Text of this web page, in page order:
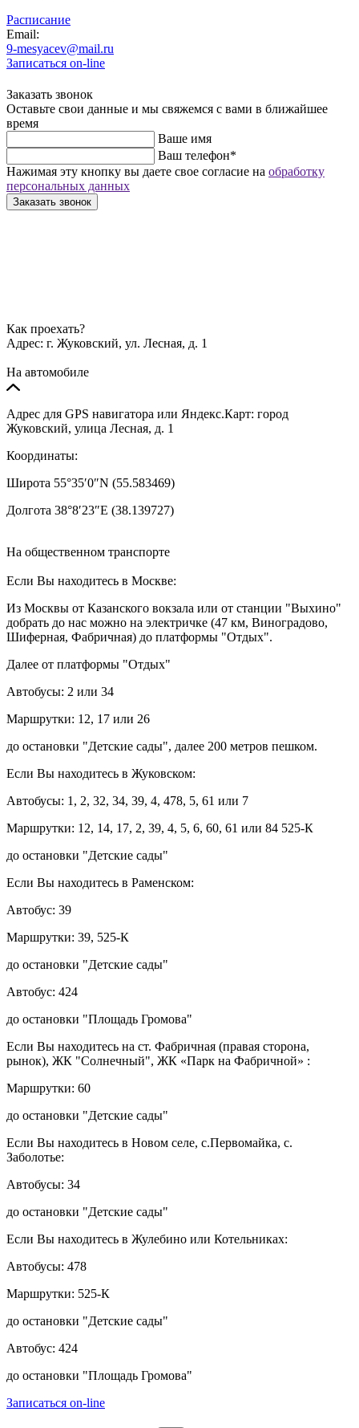
Расписание
Email:
9-mesyacev@mail.ru
Записаться on-line
Заказать звонок
Оставьте свои данные и мы свяжемся с вами в ближайшее
время
Ваше имя
Ваш телефон*
Нажимая эту кнопку вы даете свое согласие на обработку
персональных данных
Заказать звонок
Как проехать?
Адрес: г. Жуковский, ул. Лесная, д. 1
На автомобиле
Адрес для GPS навигатора или Яндекс.Карт: город
Жуковский, улица Лесная, д. 1
Координаты:
Широта 55°35′0″N (55.583469)
Долгота 38°8′23″E (38.139727)
На общественном транспорте
Если Вы находитесь в Москве:
Из Москвы от Казанского вокзала или от станции "Выхино"
добрать до нас можно на электричке (47 км, Виноградово,
Шиферная, Фабричная) до платформы "Отдых".
Далее от платформы "Отдых"
Автобусы: 2 или 34
Маршрутки: 12, 17 или 26
до остановки "Детские сады", далее 200 метров пешком.
Если Вы находитесь в Жуковском:
Автобусы: 1, 2, 32, 34, 39, 4, 478, 5, 61 или 7
Маршрутки: 12, 14, 17, 2, 39, 4, 5, 6, 60, 61 или 84 525-К
до остановки "Детские сады"
Если Вы находитесь в Раменском:
Автобус: 39
Маршрутки: 39, 525-К
до остановки "Детские сады"
Автобус: 424
до остановки "Площадь Громова"
Если Вы находитесь на ст. Фабричная (правая сторона,
рынок), ЖК "Солнечный", ЖК «Парк на Фабричной» :
Маршрутки: 60
до остановки "Детские сады"
Если Вы находитесь в Новом селе, с.Первомайка, с.
Заболотье:
Автобусы: 34
до остановки "Детские сады"
Если Вы находитесь в Жулебино или Котельниках:
Автобусы: 478
Маршрутки: 525-К
до остановки "Детские сады"
Автобус: 424
до остановки "Площадь Громова"
Записаться on-line